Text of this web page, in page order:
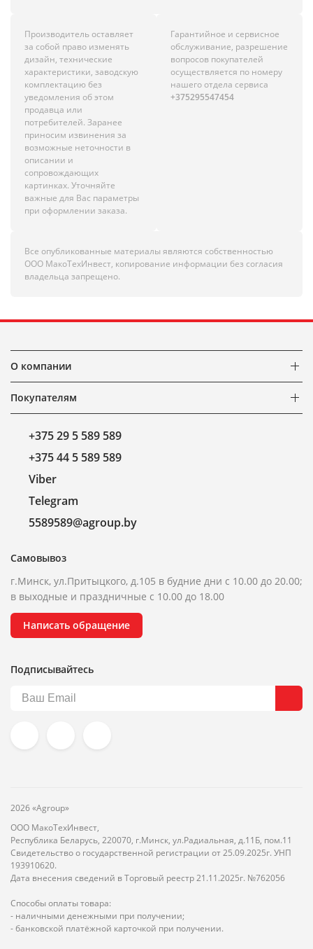
Производитель оставляет
за собой право изменять
дизайн, технические
характеристики, заводскую
комплектацию без
уведомления об этом
продавца или
потребителей. Заранее
приносим извинения за
возможные неточности в
описании и
сопровождающих
картинках. Уточняйте
важные для Вас параметры
при оформлении заказа.
Гарантийное и сервисное
обслуживание, разрешение
вопросов покупателей
осуществляется по номеру
нашего отдела сервиса
+375295547454
Все опубликованные материалы являются собственностью
ООО МакоТехИнвест, копирование информации без согласия
владельца запрещено.
О компании
Покупателям
+375 29 5 589 589
+375 44 5 589 589
Viber
Telegram
5589589@agroup.by
Самовывоз
г.Минск, ул.Притыцкого, д.105 в будние дни с 10.00 до 20.00;
в выходные и праздничные с 10.00 до 18.00
Написать обращение
Подписывайтесь
2026 «Agroup»
ООО МакоТехИнвест,
Республика Беларусь, 220070, г.Минск, ул.Радиальная, д.11Б, пом.11
Свидетельство о государственной регистрации от 25.09.2025г. УНП
193910620.
Дата внесения сведений в Торговый реестр 21.11.2025г. №762056
Способы оплаты товара:
- наличными денежными при получении;
- банковской платёжной карточкой при получении.